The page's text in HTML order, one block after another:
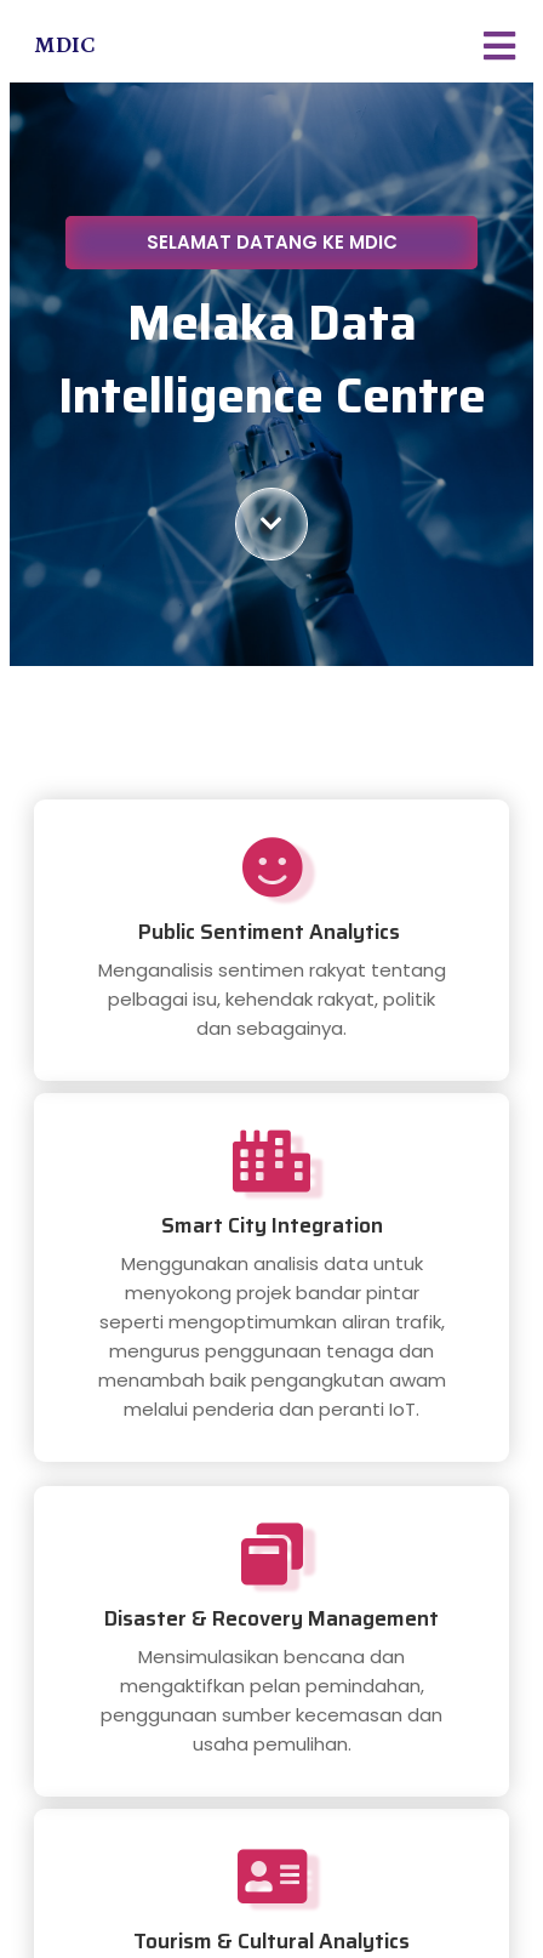
MDIC
SELAMAT DATANG KE MDIC
Melaka Data
Intelligence Centre
Public Sentiment Analytics
Menganalisis sentimen rakyat tentang
pelbagai isu, kehendak rakyat, politik
dan sebagainya.
Smart City Integration
Menggunakan analisis data untuk
menyokong projek bandar pintar
seperti mengoptimumkan aliran trafik,
mengurus penggunaan tenaga dan
menambah baik pengangkutan awam
melalui penderia dan peranti IoT.
Disaster & Recovery Management
Mensimulasikan bencana dan
mengaktifkan pelan pemindahan,
penggunaan sumber kecemasan dan
usaha pemulihan.
Tourism & Cultural Analytics